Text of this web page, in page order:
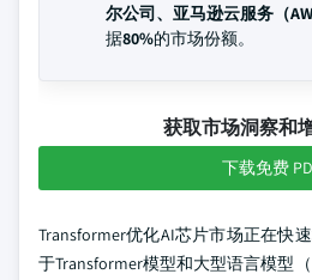
尔公司、亚马逊云服务（
据80%的市场份额。
获取市场洞察和
下载免费
Transformer优化AI芯片市场正在快
于Transformer模型和大型语言模型